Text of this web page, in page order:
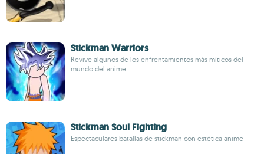
Stickman Warriors
Revive algunos de los enfrentamientos más míticos del
mundo del anime
Stickman Soul Fighting
Espectaculares batallas de stickman con estética anime